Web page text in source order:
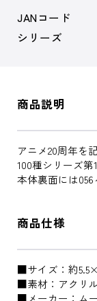
JANコード
シリーズ
商品説明
アニメ20周年を
100種シリーズ第
本体裏面には
商品仕様
■サイズ：約
■素材：アクリ
■メーカー：ム